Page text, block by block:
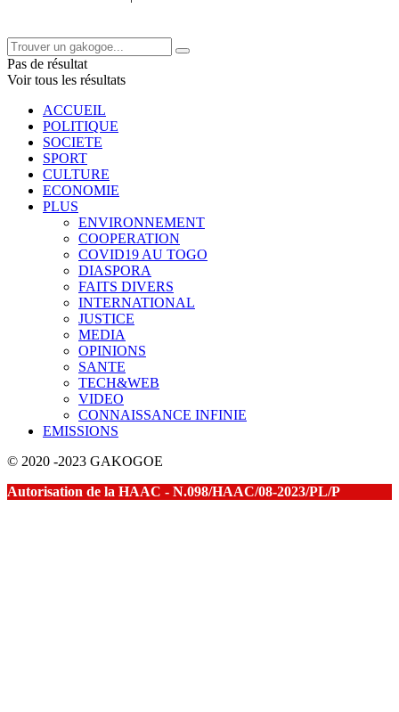
Pas de résultat
Voir tous les résultats
ACCUEIL
POLITIQUE
SOCIETE
SPORT
CULTURE
ECONOMIE
PLUS
ENVIRONNEMENT
COOPERATION
COVID19 AU TOGO
DIASPORA
FAITS DIVERS
INTERNATIONAL
JUSTICE
MEDIA
OPINIONS
SANTE
TECH&WEB
VIDEO
CONNAISSANCE INFINIE
EMISSIONS
© 2020 -2023 GAKOGOE
Autorisation de la HAAC - N.098/HAAC/08-2023/PL/P